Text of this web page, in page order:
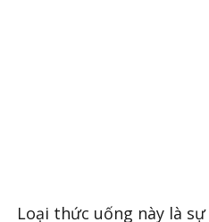
Loại thức uống này là